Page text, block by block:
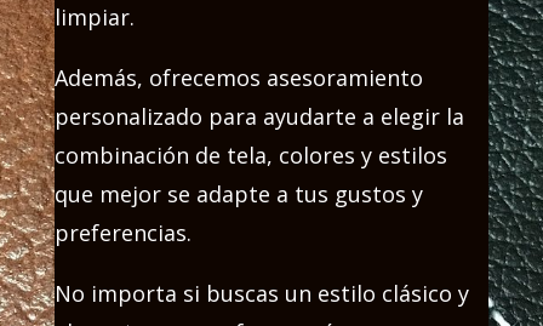
limpiar.
Además, ofrecemos asesoramiento
personalizado para ayudarte a elegir la
combinación de tela, colores y estilos
que mejor se adapte a tus gustos y
preferencias.
No importa si buscas un estilo clásico y